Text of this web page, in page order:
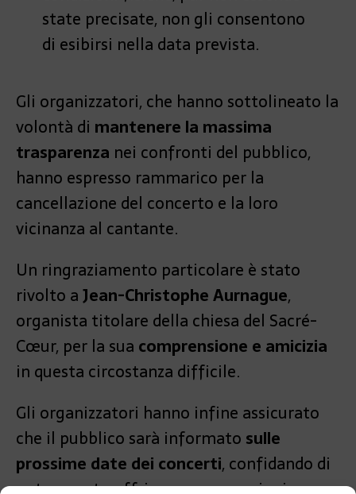
state precisate, non gli consentono
di esibirsi nella data prevista.
Gli organizzatori, che hanno sottolineato la
volontà di mantenere la massima
trasparenza nei confronti del pubblico,
hanno espresso rammarico per la
cancellazione del concerto e la loro
vicinanza al cantante.
Un ringraziamento particolare è stato
rivolto aJean-Christophe Aurnague,
organista titolare della chiesa del Sacré-
Cœur, per la sua comprensione e amicizia
in questa circostanza difficile.
Gli organizzatori hanno infine assicurato
che il pubblico sarà informato sulle
prossime date dei concerti, confidando di